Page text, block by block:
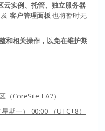
云实例、托管、独立服务器
及 客户管理面板 也将暂时无
和相关操作，以免在维护期
（CoreSite LA2）
期一） 00:00 （UTC+8）